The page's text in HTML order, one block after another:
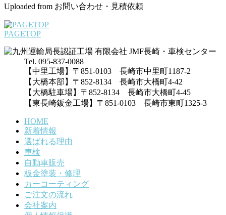
Uploaded from お問い合わせ・見積依頼
PAGETOP
Tel. 095-837-0088
【中里工場】〒851-0103 長崎市中里町1187-2
【大橋本部】〒852-8134 長崎市大橋町4-42
【大橋駐車場】〒852-8134 長崎市大橋町4-45
【東長崎鈑金工場】〒851-0103 長崎市東町1325-3
HOME
新着情報
選ばれる理由
車検
自動車販売
板金塗装・修理
カーコーティング
ご注文の流れ
会社案内